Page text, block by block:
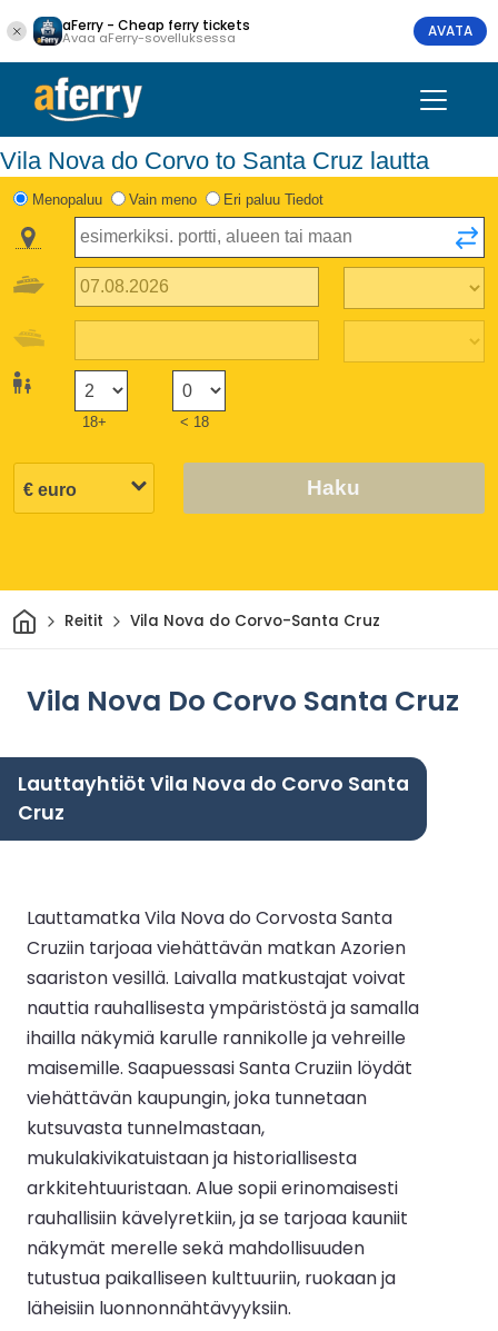
aFerry - Cheap ferry tickets
Avaa aFerry-sovelluksessa AVATA
Vila Nova do Corvo to Santa Cruz lautta
Menopaluu Vain meno Eri paluu Tiedot
18+ < 18
Haku
KotiinReitit Vila Nova do Corvo-Santa Cruz
Vila Nova Do Corvo Santa Cruz
Lauttayhtiöt Vila Nova do Corvo Santa
Cruz
Lauttamatka Vila Nova do Corvosta Santa
Cruziin tarjoaa viehättävän matkan Azorien
saariston vesillä. Laivalla matkustajat voivat
nauttia rauhallisesta ympäristöstä ja samalla
ihailla näkymiä karulle rannikolle ja vehreille
maisemille. Saapuessasi Santa Cruziin löydät
viehättävän kaupungin, joka tunnetaan
kutsuvasta tunnelmastaan,
mukulakivikatuistaan ja historiallisesta
arkkitehtuuristaan. Alue sopii erinomaisesti
rauhallisiin kävelyretkiin, ja se tarjoaa kauniit
näkymät merelle sekä mahdollisuuden
tutustua paikalliseen kulttuuriin, ruokaan ja
läheisiin luonnonnähtävyyksiin.